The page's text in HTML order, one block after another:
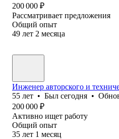
200 000 ₽
Рассматривает предложения
Общий опыт
49 лет 2 месяца
Инженер авторского и
55 лет • Был сегодня •
200 000 ₽
Активно ищет работу
Общий опыт
35 лет 1 месяц